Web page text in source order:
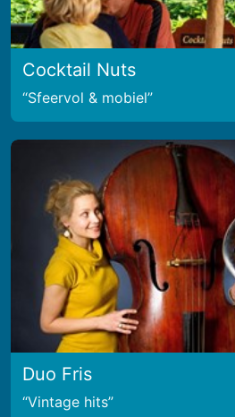
Cocktail Nuts
Sfeervol & mobiel
Duo Fris
Vintage hits